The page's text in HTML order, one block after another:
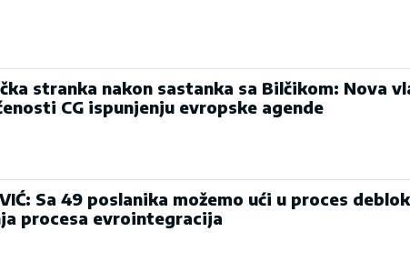
stranka nakon sastanka sa Bilčikom: Nova
CG ispunjenju evropske agende
Sa 49 poslanika možemo ući u proces
procesa evrointegracija